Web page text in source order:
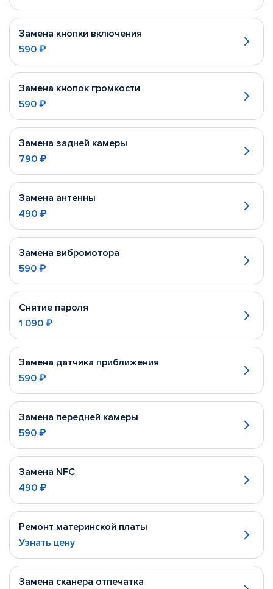
Замена кнопки включения
590 ₽
Замена кнопок громкости
590 ₽
Замена задней камеры
790 ₽
Замена антенны
490 ₽
Замена вибромотора
590 ₽
Снятие пароля
1 090 ₽
Замена датчика приближения
590 ₽
Замена передней камеры
590 ₽
Замена NFC
490 ₽
Ремонт материнской платы
Узнать цену
Замена сканера отпечатка